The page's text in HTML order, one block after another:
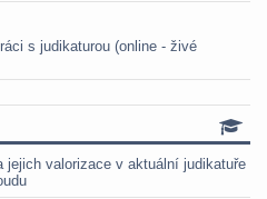
s judikaturou (online - živé
valorizace v aktuální judikatuře